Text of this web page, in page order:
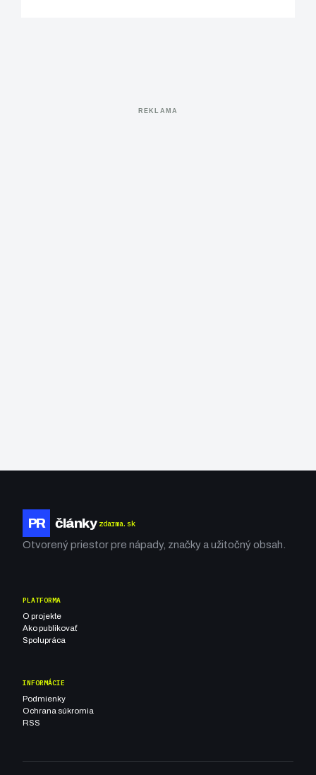
REKLAMA
PR články zdarma.sk
Otvorený priestor pre nápady, značky a užitočný obsah.
PLATFORMA
O projekte
Ako publikovať
Spolupráca
INFORMÁCIE
Podmienky
Ochrana súkromia
RSS